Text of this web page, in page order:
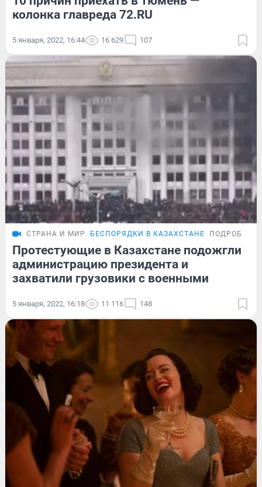
колонка главреда 72.RU
5 января, 2022, 16:44 16 629 107
СТРАНА И МИР БЕСПОРЯДКИ В КАЗАХСТАНЕ
Протестующие в Казахстане подожгли
администрацию президента и
захватили грузовики с военными
5 января, 2022, 16:18 11 116 148